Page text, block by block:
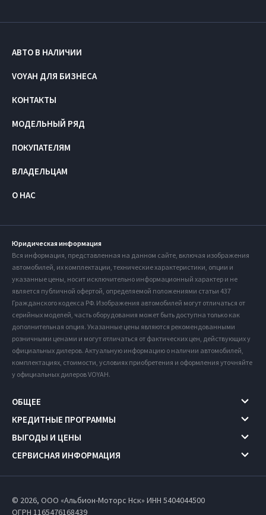
АВТО В НАЛИЧИИ
VOYAH ДЛЯ БИЗНЕСА
КОНТАКТЫ
МОДЕЛЬНЫЙ РЯД
ПОКУПАТЕЛЯМ
ВЛАДЕЛЬЦАМ
О НАС
Юридическая информация
Вся информация, представленная на данном сайте, включая изображения
автомобилей, их комплектации, технические характеристики, опции и
указанные цены, носит исключительно информационный характер и не
является публичной офертой, определяемой положениями статьи 437
Гражданского кодекса РФ. Изображения автомобилей могут отличаться от
серийных моделей, часть оборудования может быть доступна только как
дополнительная опция. Указанные цены являются рекомендованными
розничными ценами и могут отличаться от фактических цен, действующих у
официальных дилеров. Актуальную информацию о наличии автомобилей,
комплектациях, стоимости, условиях приобретения и оформления уточняйте
у официальных дилеров VOYAH.
ОБЩЕЕ
КРЕДИТНЫЕ ПРОГРАММЫ
ВЫГОДЫ И ЦЕНЫ
СЕРВИСНАЯ ИНФОРМАЦИЯ
© 2026, ООО «Альбион-Моторс Нск» ИНН 5404044500
ОГРН 1165476168439